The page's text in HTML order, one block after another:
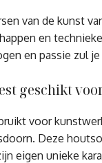
van de kunst
en
en passie zul
geschikt
voor
Deze
eigen unieke